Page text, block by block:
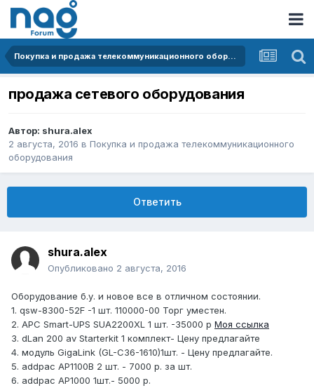
Покупка и продажа телекоммуникационного оборудования
продажа сетевого оборудования
Автор: shura.alex
2 августа, 2016 в Покупка и продажа телекоммуникационного
оборудования
Ответить
shura.alex
Опубликовано 2 августа, 2016
Оборудование б.у. и новое все в отличном состоянии.
1. qsw-8300-52F -1 шт. 110000-00 Торг уместен.
2. APC Smart-UPS SUA2200XL 1 шт. -35000 р Моя ссылка
3. dLan 200 av Starterkit 1 комплект- Цену предлагайте
4. модуль GigaLink (GL-C36-1610)1шт. - Цену предлагайте.
5. addpac AP1100B 2 шт. - 7000 р. за шт.
6. addpac AP1000 1шт.- 5000 р.